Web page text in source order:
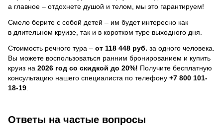
а главное – отдохнете душой и телом, мы это гарантируем!
Смело берите с собой детей – им будет интересно как
в длительном круизе, так и в коротком туре выходного дня.
Стоимость речного тура – от 118 448 руб. за одного человека.
Вы можете воспользоваться ранним бронированием и купить
круиз на 2026 год со скидкой до 20%! Получите бесплатную
консультацию нашего специалиста по телефону +7 800 101-
18-19
Ответы на частые вопросы